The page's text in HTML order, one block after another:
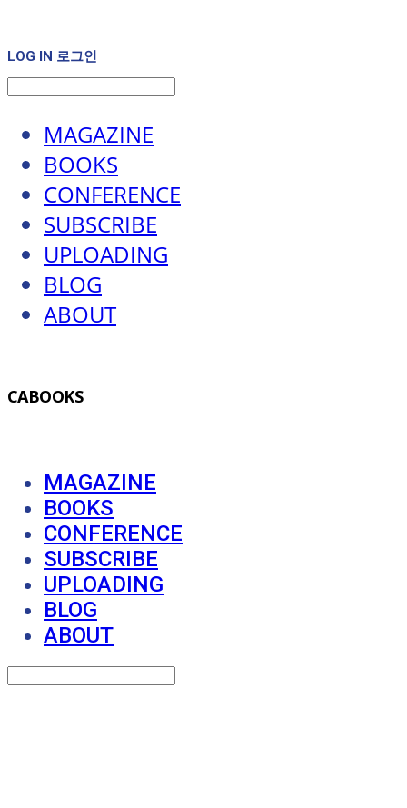
LOG IN 로그인
MAGAZINE
BOOKS
CONFERENCE
SUBSCRIBE
UPLOADING
BLOG
ABOUT
CABOOKS
MAGAZINE
BOOKS
CONFERENCE
SUBSCRIBE
UPLOADING
BLOG
ABOUT